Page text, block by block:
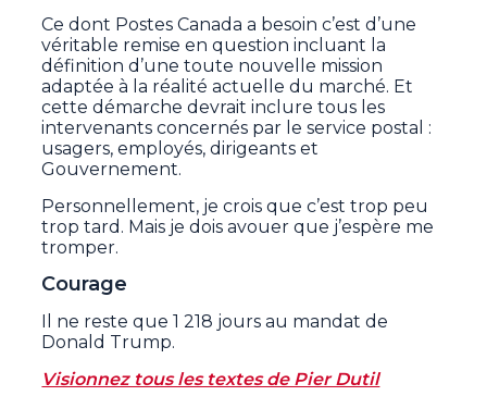
Ce dont Postes Canada a besoin c’est d’une
véritable remise en question incluant la
définition d’une toute nouvelle mission
adaptée à la réalité actuelle du marché. Et
cette démarche devrait inclure tous les
intervenants concernés par le service postal :
usagers, employés, dirigeants et
Gouvernement.
Personnellement, je crois que c’est trop peu
trop tard. Mais je dois avouer que j’espère me
tromper.
Courage
Il ne reste que 1 218 jours au mandat de
Donald Trump.
Visionnez tous les textes de Pier Dutil